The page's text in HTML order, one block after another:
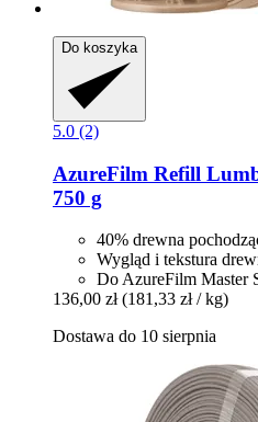
Do koszyka
5.0 (2)
AzureFilm Refill
750 g
40% drewna
Wygląd i tekstura
Do AzureFilm Master
136,00 zł (181,33 zł / kg)
Dostawa do 10 sierpnia